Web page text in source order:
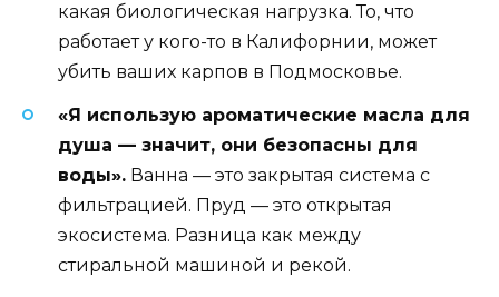
какая биологическая нагрузка. То, что
работает у кого-то в Калифорнии, может
убить ваших карпов в Подмосковье.
«Я использую ароматические масла для
душа — значит, они безопасны для
воды». Ванна — это закрытая система с
фильтрацией. Пруд — это открытая
экосистема. Разница как между
стиральной машиной и рекой.